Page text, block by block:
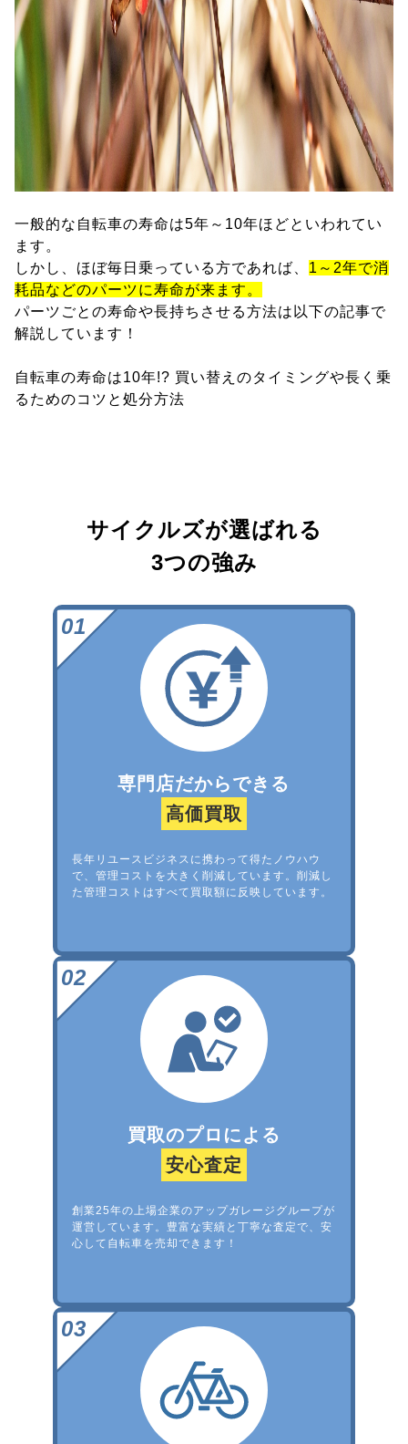
一般的な自転車の寿命は5年～10年ほどといわれてい
ます。
しかし、ほぼ毎日乗っている方であれば、 1～2年で消
耗品などのパーツに寿命が来ます。
パーツごとの寿命や長持ちさせる方法は以下の記事で
解説しています！
自転車の寿命は10年!? 買い替えのタイミングや長く乗
るためのコツと処分方法
サイクルズが選ばれる
3つの強み
専門店だからできる
高価買取
長年リユースビジネスに携わって得たノウハウ
で、管理コストを大きく削減しています。削減し
た管理コストはすべて買取額に反映しています。
買取のプロによる
安心査定
創業25年の上場企業のアップガレージグループが
運営しています。豊富な実績と丁寧な査定で、安
心して自転車を売却できます！